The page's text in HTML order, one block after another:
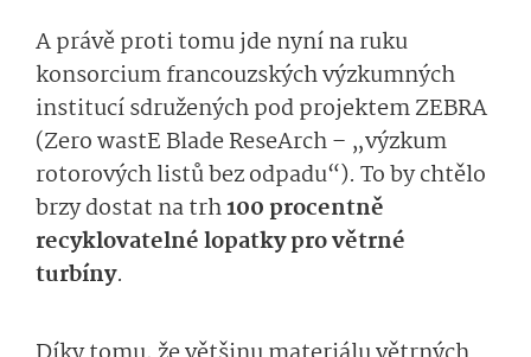
A právě proti tomu jde nyní na ruku
konsorcium francouzských výzkumných
institucí sdružených pod projektem ZEBRA
(Zero wastE Blade ReseArch – „výzkum
rotorových listů bez odpadu“). To by chtělo
brzy dostat na trh100 procentně
recyklovatelné lopatky pro větrné
turbíny.